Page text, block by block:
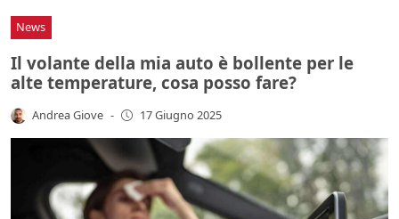
News
Il volante della mia auto è bollente per le
alte temperature, cosa posso fare?
Andrea Giove - 17 Giugno 2025